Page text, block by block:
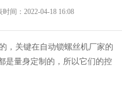
时间：2022-04-18 16:08
，关键在自动锁螺丝机厂家的
是量身定制的，所以它们的控